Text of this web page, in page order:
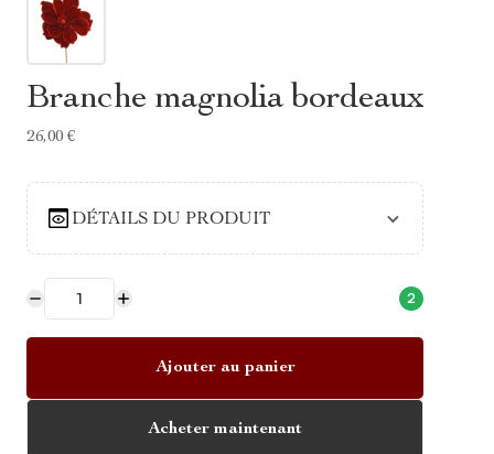
Branche magnolia bordeaux
26,00 €
DÉTAILS DU PRODUIT
2
Ajouter au panier
Acheter maintenant